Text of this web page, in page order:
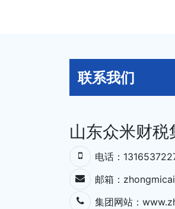
联系我们
山东众米财税
电话：
邮箱：
集团网站：